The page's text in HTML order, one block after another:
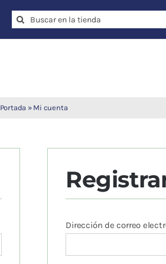
Search
Portada » Mi cuenta
Dirección de correo